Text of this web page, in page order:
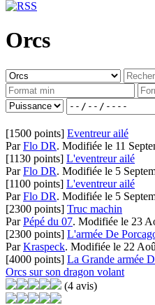
Orcs
[1500 points] Eventreur ailé
ParFlo DR. Modifiée le 11
[1130 points] L'eventreur ailé
ParFlo DR. Modifiée le 5
[1100 points] L'eventreur ailé
ParFlo DR. Modifiée le 5
[2300 points] Truc machin
ParPépé du 07. Modifiée le 23
[2300 points] L'armée De
ParKraspeck. Modifiée le 22
[4000 points] La Grande armée
Orcs sur son dragon volant
(4 avis)